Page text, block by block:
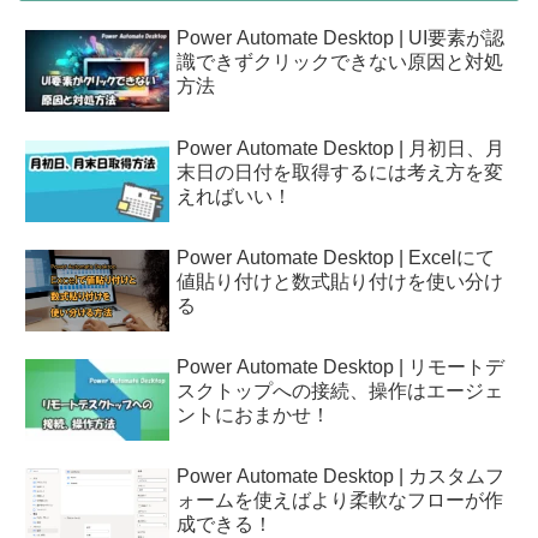
Power Automate Desktop | UI要素が認
識できずクリックできない原因と対処
方法
Power Automate Desktop | 月初日、月
末日の日付を取得するには考え方を変
えればいい！
Power Automate Desktop | Excelにて
値貼り付けと数式貼り付けを使い分け
る
Power Automate Desktop | リモートデ
スクトップへの接続、操作はエージェ
ントにおまかせ！
Power Automate Desktop | カスタムフ
ォームを使えばより柔軟なフローが作
成できる！